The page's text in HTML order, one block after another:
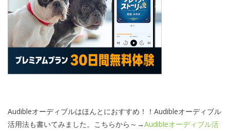
Audibleオーディブルはほんとにおすすめ！！Audibleオーディブル
活用法も書いてみました。こちらから～→Audibleオーディブル活